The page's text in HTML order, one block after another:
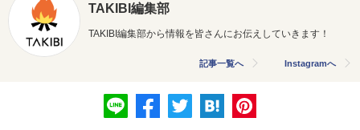
TAKIBI編集部
TAKIBI編集部から情報を皆さんにお伝えしていきます！
記事一覧へ Instagramへ